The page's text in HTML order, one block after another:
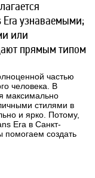
узнаваемыми;
или
прямым типом
частью
человека. В
максимально
стилями в
и ярко. Потому,
Era в Санкт-
помогаем создать